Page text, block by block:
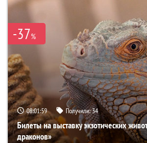
-37%
08:01:58 Получили:34
Билеты на выставку экзотических
драконов»